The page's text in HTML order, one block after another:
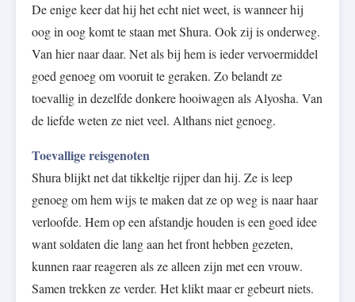
De enige keer dat hij het echt niet weet, is wanneer hij
oog in oog komt te staan met Shura. Ook zij is onderweg.
Van hier naar daar. Net als bij hem is ieder vervoermiddel
goed genoeg om vooruit te geraken. Zo belandt ze
toevallig in dezelfde donkere hooiwagen als Alyosha. Van
de liefde weten ze niet veel. Althans niet genoeg.
Toevallige reisgenoten
Shura blijkt net dat tikkeltje rijper dan hij. Ze is leep
genoeg om hem wijs te maken dat ze op weg is naar haar
verloofde. Hem op een afstandje houden is een goed idee
want soldaten die lang aan het front hebben gezeten,
kunnen raar reageren als ze alleen zijn met een vrouw.
Samen trekken ze verder. Het klikt maar er gebeurt niets.